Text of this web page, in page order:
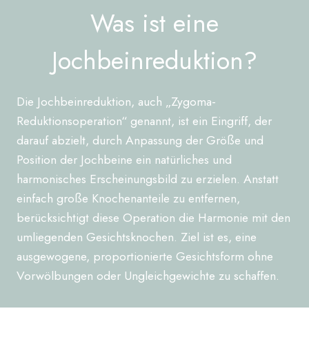
Was ist eine
Jochbeinreduktion?
Die Jochbeinreduktion, auch „Zygoma-
Reduktionsoperation“ genannt, ist ein Eingriff, der
darauf abzielt, durch Anpassung der Größe und
Position der Jochbeine ein natürliches und
harmonisches Erscheinungsbild zu erzielen. Anstatt
einfach große Knochenanteile zu entfernen,
berücksichtigt diese Operation die Harmonie mit den
umliegenden Gesichtsknochen. Ziel ist es, eine
ausgewogene, proportionierte Gesichtsform ohne
Vorwölbungen oder Ungleichgewichte zu schaffen.